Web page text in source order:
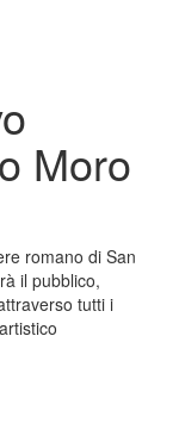
Moro
romano di San
il pubblico,
tutti i